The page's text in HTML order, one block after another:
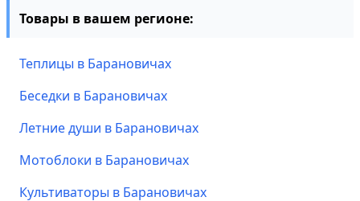
Товары в вашем регионе:
Теплицы в Барановичах
Беседки в Барановичах
Летние души в Барановичах
Мотоблоки в Барановичах
Культиваторы в Барановичах